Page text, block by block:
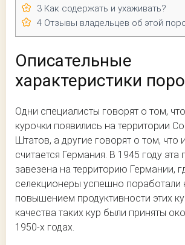
3 Как содержать и ухаживать?
4 Отзывы владельцев об этой
Описательные
характеристики
Одни специалисты говорят о том,
курочки появились на территории
Штатов, а другие говорят о том, что
считается Германия. В 1945 году
завезена на территорию Германии,
селекционеры успешно поработали
повышением продуктивности этих
качества таких кур были приняты
1950-х годах.